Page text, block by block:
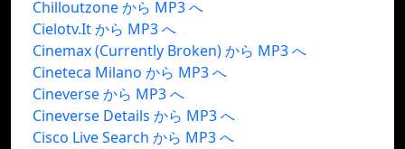
Chilloutzone から MP3 へ
Cielotv.It から MP3 へ
Cinemax (Currently Broken) から MP3 へ
Cineteca Milano から MP3 へ
Cineverse から MP3 へ
Cineverse Details から MP3 へ
Cisco Live Search から MP3 へ